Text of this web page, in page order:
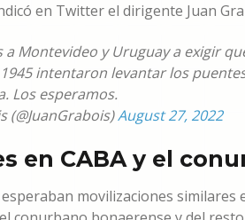
en Twitter el dirigente Juan
Montevideo y Uruguay a exigir
intentaron levantar los
Los esperamos.
(@JuanGrabois)August 27, 2022
en CABA y el
movilizaciones similares